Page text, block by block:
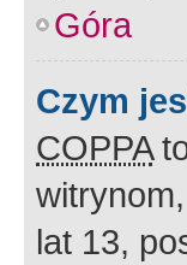
Góra
Czym
COPPA
lat 13,